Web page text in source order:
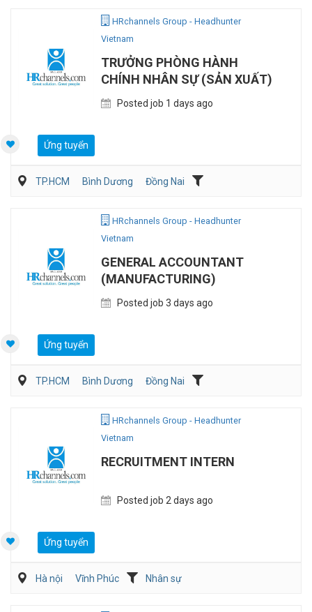
HRchannels Group - Headhunter
Vietnam
TRƯỞNG PHÒNG HÀNH
CHÍNH NHÂN SỰ (SẢN XUẤT)
Posted job 1 days ago
Ứng tuyển
TP.HCM Bình Dương
Đồng Nai
HRchannels Group - Headhunter
Vietnam
GENERAL ACCOUNTANT
(MANUFACTURING)
Posted job 3 days ago
Ứng tuyển
TP.HCM Bình Dương
Đồng Nai
HRchannels Group - Headhunter
Vietnam
RECRUITMENT INTERN
Posted job 2 days ago
Ứng tuyển
Hà nội Vĩnh Phúc Nhân sự